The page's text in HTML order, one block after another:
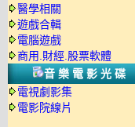
醫學相關
遊戲合輯
電腦遊戲
商用.財經.股票軟體
音樂電影光碟
電視劇影集
電影院線片